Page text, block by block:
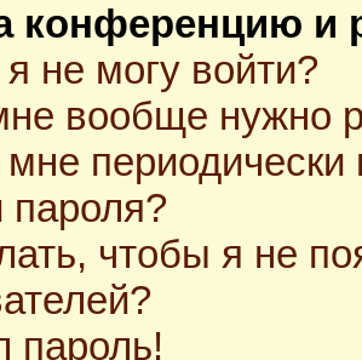
конференцию и
не могу войти?
вообще нужно
периодически
пароля?
чтобы я не
пароль!